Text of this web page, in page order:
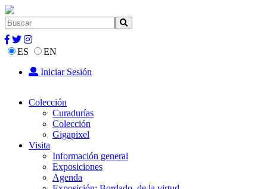
ES
EN
Iniciar Sesión
Colección
Curadurías
Colección
Gigapixel
Visita
Información general
Exposiciones
Agenda